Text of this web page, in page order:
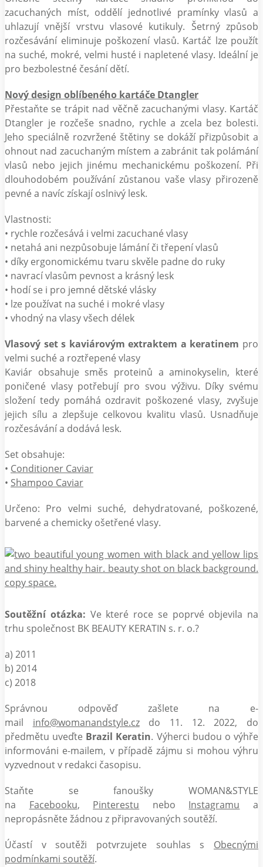
zacuchaných míst, oddělí jednotlivé pramínky vlasů a
uhlazují vnější vrstvu vlasové kutikuly. Šetrný způsob
rozčesávání eliminuje poškození vlasů. Kartáč lze použít
na suché, mokré, velmi husté i napletené vlasy. Ideální je
pro bezbolestné česání dětí.
Nový design oblíbeného kartáče Dtangler
Přestaňte se trápit nad věčně zacuchanými vlasy. Kartáč
Dtangler je rozčeše snadno, rychle a zcela bez bolesti.
Jeho speciálně rozvržené štětiny se dokáží přizpůsobit a
ohnout nad zacuchaným místem a zabránit tak polámání
vlasů nebo jejich jinému mechanickému poškození. Při
dlouhodobém používání zůstanou vaše vlasy přirozeně
pevné a navíc získají oslnivý lesk.
Vlastnosti:
• rychle rozčesává i velmi zacuchané vlasy
• netahá ani nezpůsobuje lámání či třepení vlasů
• díky ergonomickému tvaru skvěle padne do ruky
• navrací vlasům pevnost a krásný lesk
• hodí se i pro jemné dětské vlásky
• lze používat na suché i mokré vlasy
• vhodný na vlasy všech délek
Vlasový set s kaviárovým extraktem a keratinem pro
velmi suché a roztřepené vlasy
Kaviár obsahuje směs proteinů a aminokyselin, které
poničené vlasy potřebují pro svou výživu. Díky svému
složení tedy pomáhá ozdravit poškozené vlasy, zvyšuje
jejich sílu a zlepšuje celkovou kvalitu vlasů. Usnadňuje
rozčesávání a dodává lesk.
Set obsahuje:
• Conditioner Caviar
• Shampoo Caviar
Určeno: Pro velmi suché, dehydratované, poškozené,
barvené a chemicky ošetřené vlasy.
Soutěžní otázka: Ve které roce se poprvé objevila na
trhu společnost BK BEAUTY KERATIN s. r. o.?
a) 2011
b) 2014
c) 2018
Správnou odpověď zašlete na e-
mail info@womanandstyle.czdo 11. 12. 2022, do
předmětu uveďte Brazil Keratin. Výherci budou o výhře
informováni e-mailem, v případě zájmu si mohou výhru
vyzvednout v redakci časopisu.
Staňte se fanoušky WOMAN&STYLE
na Facebooku, Pinterestu nebo Instagramu a
nepropásněte žádnou z připravovaných soutěží.
Účastí v soutěži potvrzujete souhlas s Obecnými
podmínkami soutěží.